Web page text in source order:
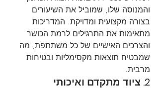
והמנוסה שלו, שמוביל את השיעורים
בצורה מקצועית ומדויקת. המדריכות
מתאימות את התרגילים לרמת הכושר
והצרכים האישיים של כל משתתפת, מה
שמבטיח תוצאות מקסימליות ובטיחות
מרבית.
2. ציוד מתקדם ואיכותי